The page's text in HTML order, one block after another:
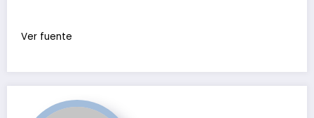
Ver fuente